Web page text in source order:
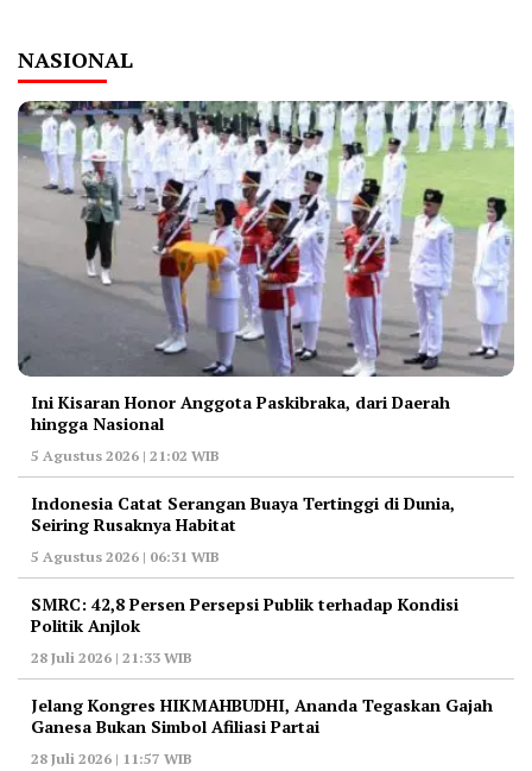
NASIONAL
Ini Kisaran Honor Anggota Paskibraka, dari Daerah
hingga Nasional
5 Agustus 2026 | 21:02 WIB
Indonesia Catat Serangan Buaya Tertinggi di Dunia,
Seiring Rusaknya Habitat
5 Agustus 2026 | 06:31 WIB
‎SMRC: 42,8 Persen Persepsi Publik terhadap Kondisi
Politik Anjlok
28 Juli 2026 | 21:33 WIB
‎Jelang Kongres HIKMAHBUDHI, Ananda Tegaskan Gajah
Ganesa Bukan Simbol Afiliasi Partai
28 Juli 2026 | 11:57 WIB